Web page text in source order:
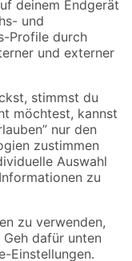
Angebote sind unter
Verfügbarkeiten beziehen